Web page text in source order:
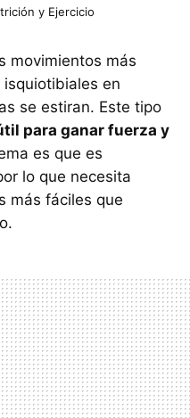
y Ejercicio
movimientos más
en
se estiran. Este tipo
para ganar fuerza y
es que es
lo que necesita
más fáciles que